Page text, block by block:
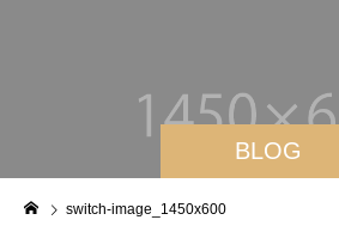
BLOG
switch-image_1450x600